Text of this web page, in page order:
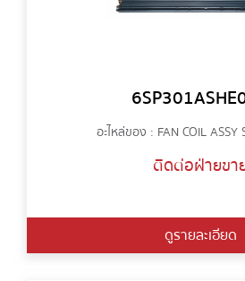
อะไหล่ของ : FAN COIL ASSY
ติดต่อฝ่ายขา
ดูรายละเอียด